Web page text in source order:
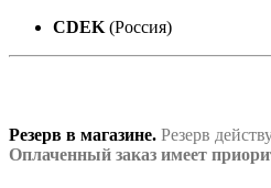
CDEK (Россия)
Резерв в магазине. Резерв
Оплаченный заказ имеет